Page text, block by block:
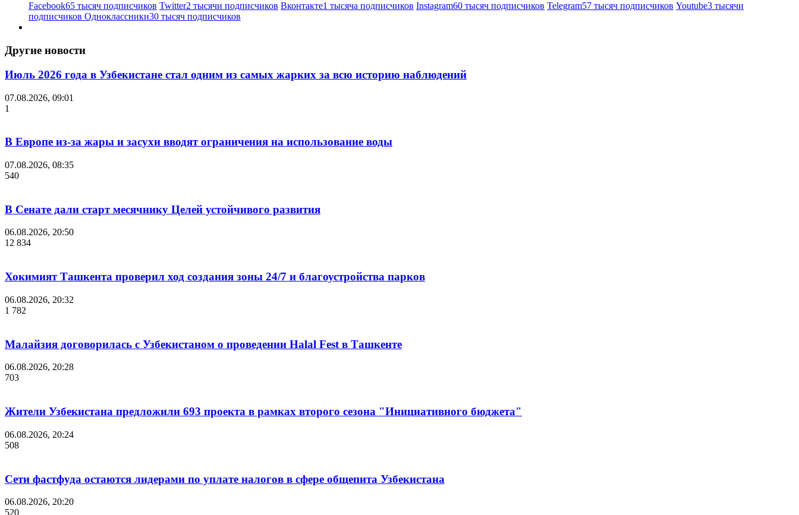
Facebook65 тысяч подписчиков Twitter2 тысячи подписчиков Вконтакте1 тысяча подписчиков Instagram60 тысяч подписчиков Telegram57 тысяч подписчиков Youtube3 тысячи
подписчиков Одноклассники30 тысяч подписчиков
Другие новости
Июль 2026 года в Узбекистане стал одним из самых жарких за всю историю наблюдений
07.08.2026, 09:01
1
В Европе из-за жары и засухи вводят ограничения на использование воды
07.08.2026, 08:35
540
В Сенате дали старт месячнику Целей устойчивого развития
06.08.2026, 20:50
12 834
Хокимият Ташкента проверил ход создания зоны 24/7 и благоустройства парков
06.08.2026, 20:32
1 782
Малайзия договорилась с Узбекистаном о проведении Halal Fest в Ташкенте
06.08.2026, 20:28
703
Жители Узбекистана предложили 693 проекта в рамках второго сезона "Инициативного бюджета"
06.08.2026, 20:24
508
Сети фастфуда остаются лидерами по уплате налогов в сфере общепита Узбекистана
06.08.2026, 20:20
520